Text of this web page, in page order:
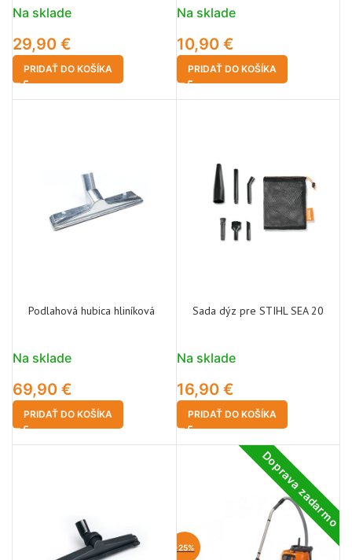
Na sklade
29,90 €
PRIDAŤ DO KOŠÍKA
Na sklade
10,90 €
PRIDAŤ DO KOŠÍKA
Podlahová hubica hliníková
Na sklade
69,90 €
PRIDAŤ DO KOŠÍKA
Sada dýz pre STIHL SEA 20
Na sklade
16,90 €
PRIDAŤ DO KOŠÍKA
Doprava zadarmo
-25%